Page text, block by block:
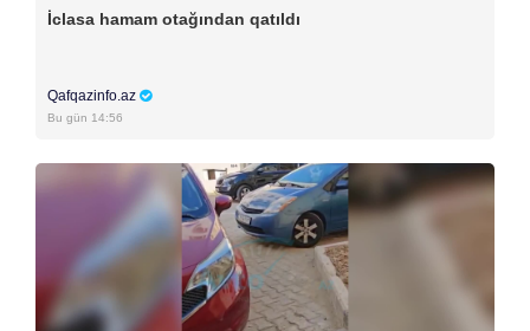
İclasa hamam otağından qatıldı
Qafqazinfo.az
Bu gün 14:56